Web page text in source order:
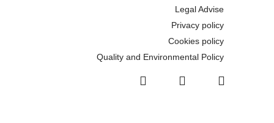
Legal Advise
Privacy policy
Cookies policy
Quality and Environmental Policy